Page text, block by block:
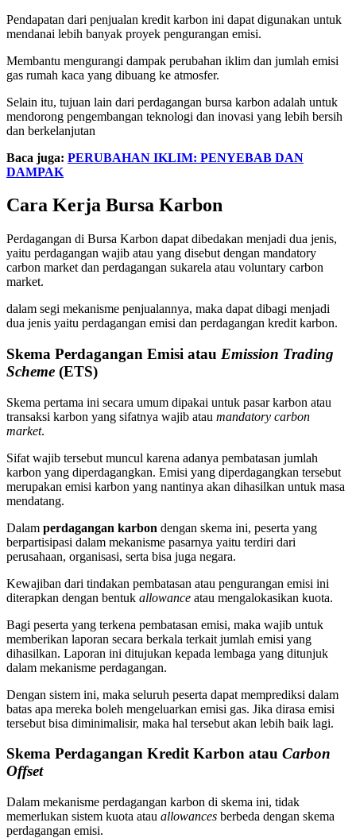
Pendapatan dari penjualan kredit karbon ini dapat digunakan untuk
mendanai lebih banyak proyek pengurangan emisi.
Membantu mengurangi dampak perubahan iklim dan jumlah emisi
gas rumah kaca yang dibuang ke atmosfer.
Selain itu, tujuan lain dari perdagangan bursa karbon adalah untuk
mendorong pengembangan teknologi dan inovasi yang lebih bersih
dan berkelanjutan
Baca juga: PERUBAHAN IKLIM: PENYEBAB DAN
DAMPAK
Cara Kerja Bursa Karbon
Perdagangan di Bursa Karbon dapat dibedakan menjadi dua jenis,
yaitu perdagangan wajib atau yang disebut dengan mandatory
carbon market dan perdagangan sukarela atau voluntary carbon
market.
dalam segi mekanisme penjualannya, maka dapat dibagi menjadi
dua jenis yaitu perdagangan emisi dan perdagangan kredit karbon.
Skema Perdagangan Emisi atau Emission Trading
Scheme (ETS)
Skema pertama ini secara umum dipakai untuk pasar karbon atau
transaksi karbon yang sifatnya wajib atau mandatory carbon
market.
Sifat wajib tersebut muncul karena adanya pembatasan jumlah
karbon yang diperdagangkan. Emisi yang diperdagangkan tersebut
merupakan emisi karbon yang nantinya akan dihasilkan untuk masa
mendatang.
Dalam perdagangan karbon dengan skema ini, peserta yang
berpartisipasi dalam mekanisme pasarnya yaitu terdiri dari
perusahaan, organisasi, serta bisa juga negara.
Kewajiban dari tindakan pembatasan atau pengurangan emisi ini
diterapkan dengan bentuk allowance atau mengalokasikan kuota.
Bagi peserta yang terkena pembatasan emisi, maka wajib untuk
memberikan laporan secara berkala terkait jumlah emisi yang
dihasilkan. Laporan ini ditujukan kepada lembaga yang ditunjuk
dalam mekanisme perdagangan.
Dengan sistem ini, maka seluruh peserta dapat memprediksi dalam
batas apa mereka boleh mengeluarkan emisi gas. Jika dirasa emisi
tersebut bisa diminimalisir, maka hal tersebut akan lebih baik lagi.
Skema Perdagangan Kredit Karbon atau Carbon
Offset
Dalam mekanisme perdagangan karbon di skema ini, tidak
memerlukan sistem kuota atau allowances berbeda dengan skema
perdagangan emisi.